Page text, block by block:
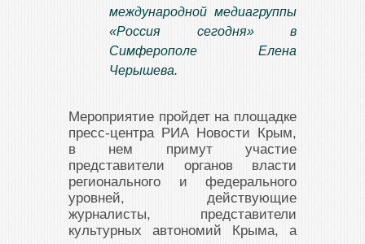
международной медиагруппы
«Россия сегодня» в
Симферополе Елена
Черышева.
Мероприятие пройдет на площадке
пресс-центра РИА Новости Крым,
в нем примут участие
представители органов власти
регионального и федерального
уровней, действующие
журналисты, представители
культурных автономий Крыма, а